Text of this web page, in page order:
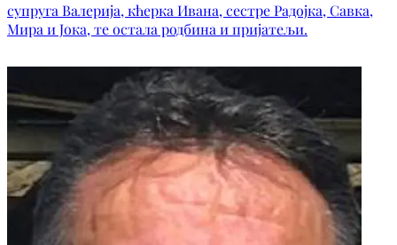
супруга Валерија, кћерка Ивана, сестре Радојка, Савка,
Мира и Јока, те остала родбина и пријатељи.